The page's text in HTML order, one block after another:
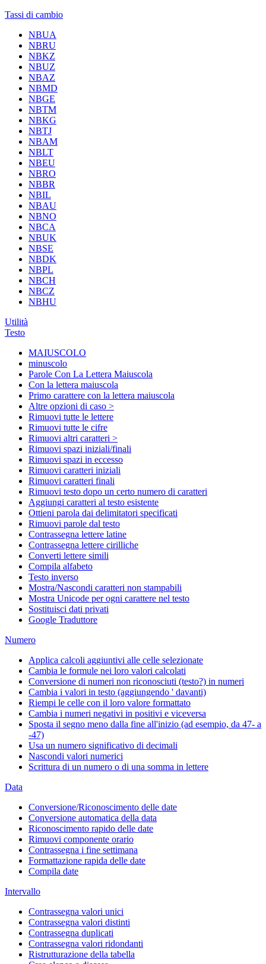
Tassi di cambio
NBUA
NBRU
NBKZ
NBUZ
NBAZ
NBMD
NBGE
NBTM
NBKG
NBTJ
NBAM
NBLT
NBEU
NBRO
NBBR
NBIL
NBAU
NBNO
NBCA
NBUK
NBSE
NBDK
NBPL
NBCH
NBCZ
NBHU
Utilità
Testo
MAIUSCOLO
minuscolo
Parole Con La Lettera Maiuscola
Con la lettera maiuscola
Primo carattere con la lettera maiuscola
Altre opzioni di caso >
Rimuovi tutte le lettere
Rimuovi tutte le cifre
Rimuovi altri caratteri >
Rimuovi spazi iniziali/finali
Rimuovi spazi in eccesso
Rimuovi caratteri iniziali
Rimuovi caratteri finali
Rimuovi testo dopo un certo numero di caratteri
Aggiungi caratteri al testo esistente
Ottieni parola dai delimitatori specificati
Rimuovi parole dal testo
Contrassegna lettere latine
Contrassegna lettere cirilliche
Converti lettere simili
Compila alfabeto
Testo inverso
Mostra/Nascondi caratteri non stampabili
Mostra Unicode per ogni carattere nel testo
Sostituisci dati privati
Google Traduttore
Numero
Applica calcoli aggiuntivi alle celle selezionate
Cambia le formule nei loro valori calcolati
Conversione di numeri non riconosciuti (testo?) in numeri
Cambia i valori in testo (aggiungendo ' davanti)
Riempi le celle con il loro valore formattato
Cambia i numeri negativi in positivi e viceversa
Sposta il segno meno dalla fine all'inizio (ad esempio, da 47- a
-47)
Usa un numero significativo di decimali
Nascondi valori numerici
Scrittura di un numero o di una somma in lettere
Data
Conversione/Riconoscimento delle date
Conversione automatica della data
Riconoscimento rapido delle date
Rimuovi componente orario
Contrassegna i fine settimana
Formattazione rapida delle date
Compila date
Intervallo
Contrassegna valori unici
Contrassegna valori distinti
Contrassegna duplicati
Contrassegna valori ridondanti
Ristrutturazione della tabella